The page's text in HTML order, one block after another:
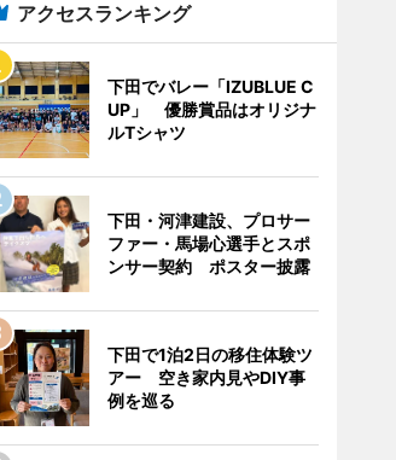
アクセスランキング
下田でバレー「IZUBLUE C
UP」 優勝賞品はオリジナ
ルTシャツ
下田・河津建設、プロサー
ファー・馬場心選手とスポ
ンサー契約 ポスター披露
下田で1泊2日の移住体験ツ
アー 空き家内見やDIY事
例を巡る